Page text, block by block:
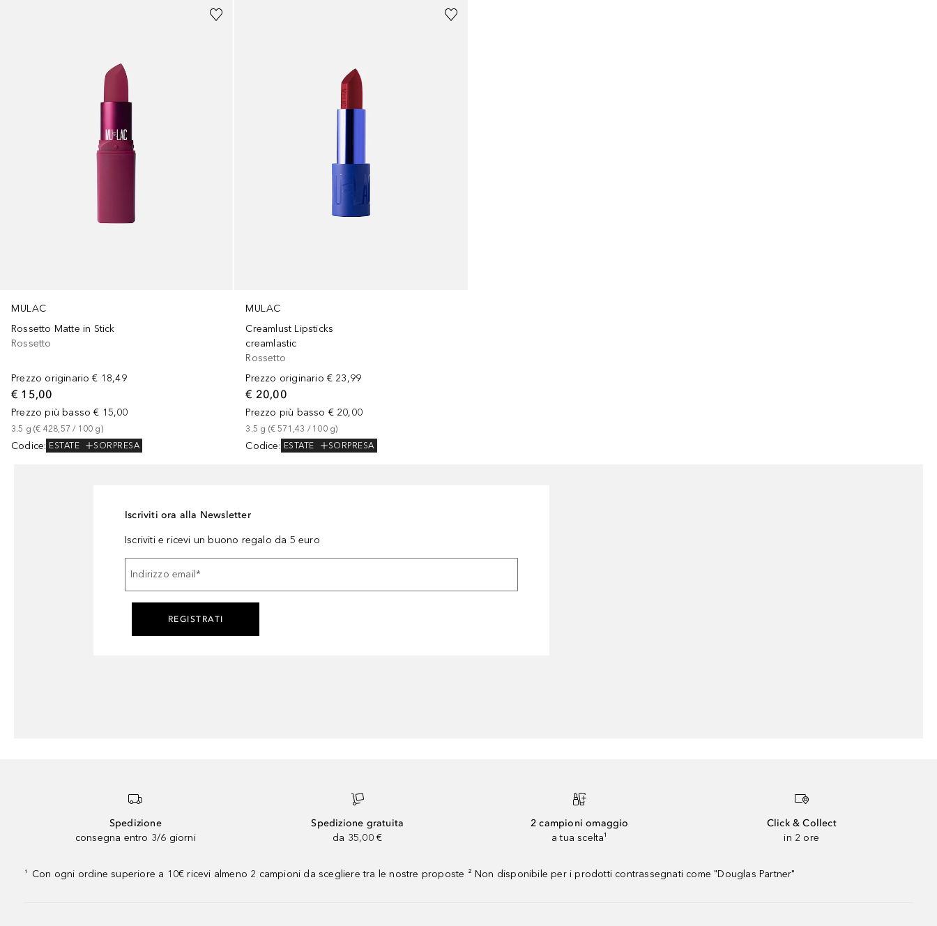
MULAC
Rossetto Matte in Stick
Rossetto
Prezzo originario € 18,49
€ 15,00
Prezzo più basso € 15,00
3.5 g (€ 428,57 / 100 g)
Codice: ESTATE SORPRESA
MULAC
Creamlust Lipsticks
creamlastic
Rossetto
Prezzo originario € 23,99
€ 20,00
Prezzo più basso € 20,00
3.5 g (€ 571,43 / 100 g)
Codice: ESTATE SORPRESA
Iscriviti ora alla Newsletter
Iscriviti e ricevi un buono regalo da 5 euro
Indirizzo email *
REGISTRATI
Spedizione
consegna entro 3/6 giorni
Spedizione gratuita
da 35,00 €
2 campioni omaggio
a tua scelta¹
Click & Collect
in 2 ore
¹ Con ogni ordine superiore a 10€ ricevi almeno 2 campioni da scegliere tra le nostre proposte ² Non disponibile per i prodotti contrassegnati come "Douglas Partner"